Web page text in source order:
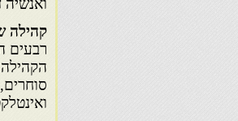
ואנשיה
קהילה
רבעים